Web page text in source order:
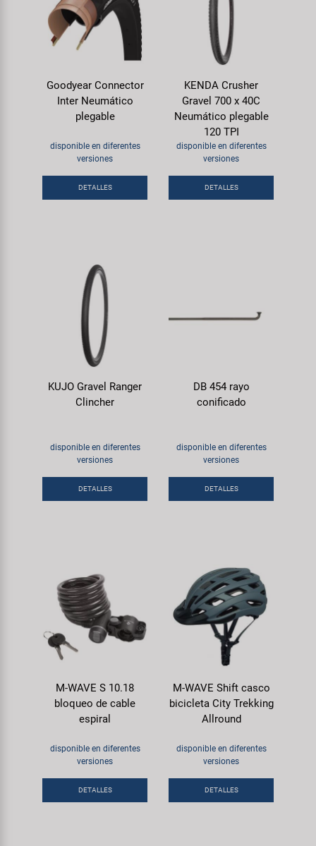
Goodyear Connector
Inter Neumático
plegable
disponible en diferentes
versiones
DETALLES
KENDA Crusher
Gravel 700 x 40C
Neumático plegable
120 TPI
disponible en diferentes
versiones
DETALLES
KUJO Gravel Ranger
Clincher
disponible en diferentes
versiones
DETALLES
DB 454 rayo
conificado
disponible en diferentes
versiones
DETALLES
M-WAVE S 10.18
bloqueo de cable
espiral
disponible en diferentes
versiones
DETALLES
M-WAVE Shift casco
bicicleta City Trekking
Allround
disponible en diferentes
versiones
DETALLES